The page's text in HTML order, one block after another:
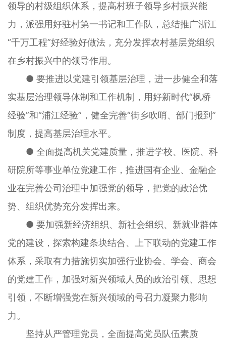
领导的村级组织体系，提高村班子领导乡村振兴能
力，派强用好驻村第一书记和工作队，总结推广浙江
“千万工程”好经验好做法，充分发挥农村基层党组织
在乡村振兴中的领导作用。
● 要推进以党建引领基层治理，进一步健全和落
实基层治理领导体制和工作机制，用好新时代“枫桥
经验”和“浦江经验”，健全完善“街乡吹哨、部门报到”
制度，提高基层治理水平。
● 全面提高机关党建质量，推进学校、医院、科
研院所等事业单位党建工作，推进国有企业、金融企
业在完善公司治理中加强党的领导，把党的政治优
势、组织优势充分发挥出来。
● 要加强新经济组织、新社会组织、新就业群体
党的建设，探索构建条块结合、上下联动的党建工作
体系，采取有力措施切实加强行业协会、学会、商会
的党建工作，加强对新兴领域人员的政治引领、思想
引领，不断增强党在新兴领域的号召力凝聚力影响
力。
坚持从严管理党员，全面提高党员队伍素质